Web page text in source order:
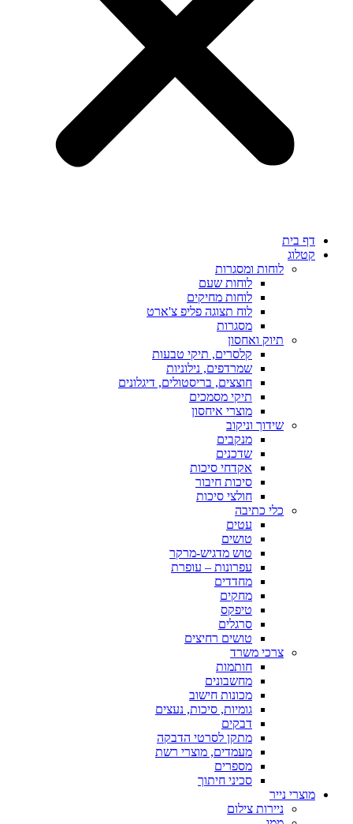
דף בית
קטלוג
לוחות ומסגרות
לוחות שעם
לוחות מחיקים
לוח תצוגה פליפ צ'ארט
מסגרות
תיוק ואחסון
קלסרים, תיקי טבעות
שמרדפים, נילוניות
חוצצים, בריסטולים, דיגלונים
תיקי מסמכים
מוצרי איחסון
שידוך וניקוב
מנקבים
שדכנים
אקדחי סיכות
סיכות חיבור
חולצי סיכות
כלי כתיבה
עטים
טושים
טוש מדגיש-מרקר
עפרונות – עופרת
מחדדים
מחקים
טיפקס
סרגלים
טושים רחיצים
צרכי משרד
חותמות
מחשבונים
מכונות חישוב
גומיות, סיכות, נעצים
דבקים
מתקן לסרטי הדבקה
מעמדים, מוצרי רשת
מספרים
סכיני חיתוך
מוצרי נייר
ניירות צילום